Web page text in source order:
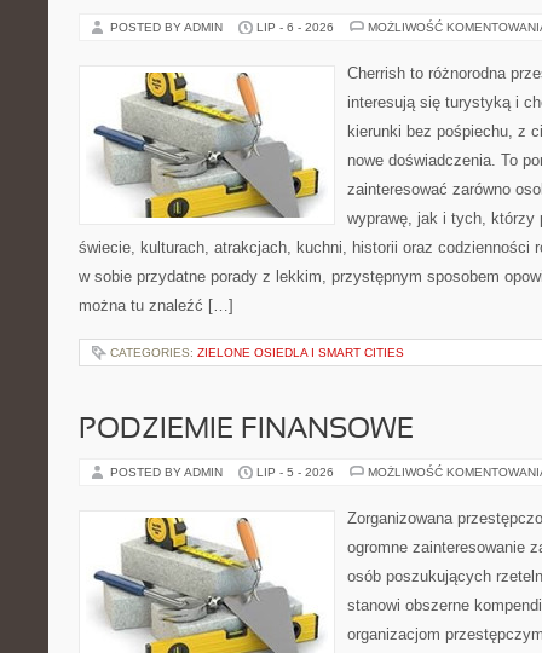
POSTED BY ADMIN LIP - 6 - 2026 MOŻLIWOŚĆ
Cherrish to różnorodna
interesują się turystyką i
kierunki bez pośpiechu, z
nowe doświadczenia. To
zainteresować zarówno
wyprawę, jak i tych, którzy
świecie, kulturach, atrakcjach, kuchni, historii oraz codzienności
w sobie przydatne porady z lekkim, przystępnym sposobem
można tu znaleźć […]
CATEGORIES: ZIELONE OSIEDLA I SMART CITIES
PODZIEMIE FINANSOWE
POSTED BY ADMIN LIP - 5 - 2026 MOŻLIWOŚĆ
Zorganizowana
ogromne zainteresowanie
osób poszukujących
stanowi obszerne
organizacjom